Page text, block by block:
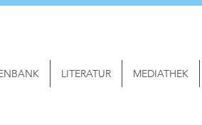
LITERATUR MEDIATHEK